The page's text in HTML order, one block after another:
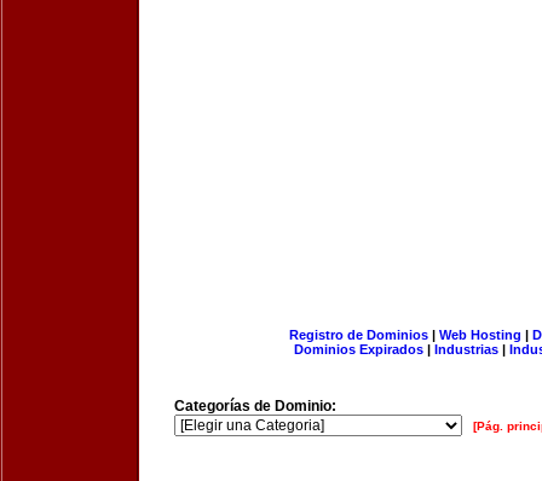
Registro de Dominios| Web Hosting |
Dominios Expirados | Industrias |
Categorías de Dominio:
[Pág.